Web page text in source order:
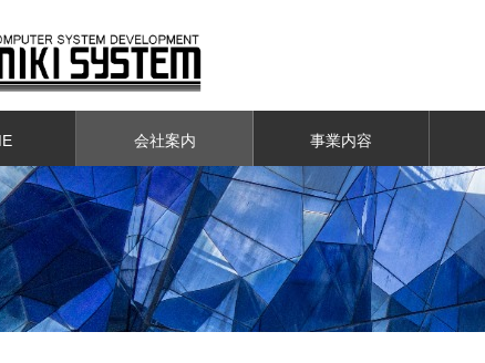
会社案内 事業内容